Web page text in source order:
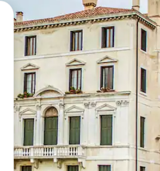
se strelicama prema gore i